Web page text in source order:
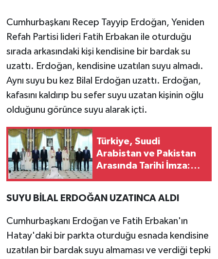
Cumhurbaşkanı Recep Tayyip Erdoğan, Yeniden
Refah Partisi lideri Fatih Erbakan ile oturduğu
sırada arkasındaki kişi kendisine bir bardak su
uzattı. Erdoğan, kendisine uzatılan suyu almadı.
Aynı suyu bu kez Bilal Erdoğan uzattı. Erdoğan,
kafasını kaldırıp bu sefer suyu uzatan kişinin oğlu
olduğunu görünce suyu alarak içti.
Türkiye, Suudi
Arabistan ve Pakistan
Arasında Tarihi İmza:
SUYU BİLAL ERDOĞAN UZATINCA ALDI
Cumhurbaşkanı Erdoğan ve Fatih Erbakan'ın
Hatay'daki bir parkta oturduğu esnada kendisine
uzatılan bir bardak suyu almaması ve verdiği tepki